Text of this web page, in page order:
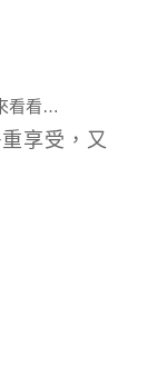
看看…
享受，又